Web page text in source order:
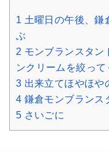
1 土曜日の午後、鎌
ぶ
2 モンブランスタン
ンクリームを絞って
3 出来立てほやほや
4 鎌倉モンブランス
5 さいごに